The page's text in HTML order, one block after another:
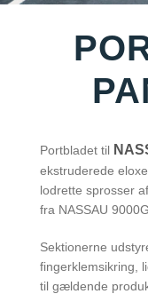
Portbladet til
ekstruderede
lodrette sprosser
fra NASSAU
Sektionerne
fingerklemsikring,
til gældende